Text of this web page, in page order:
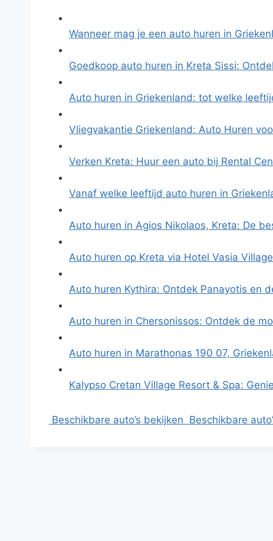
Wanneer mag je een auto huren in
Goedkoop auto huren in Kreta Sissi:
Auto huren in Griekenland: tot welke
Vliegvakantie Griekenland: Auto Huren
Verken Kreta: Huur een auto bij Rental
Vanaf welke leeftijd auto huren in
Auto huren in Agios Nikolaos, Kreta: De
Auto huren op Kreta via Hotel Vasia
Auto huren Kythira: Ontdek Panayotis en
Auto huren in Chersonissos: Ontdek de
Auto huren in Marathonas 190 07,
Kalypso Cretan Village Resort & Spa:
Beschikbare auto’s bekijken Beschikbare